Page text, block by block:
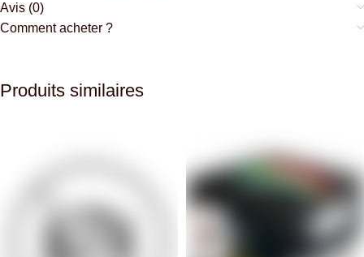
Avis (0)
Comment acheter ?
Produits similaires